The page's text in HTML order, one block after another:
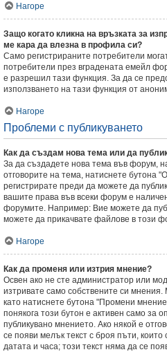
Нагоре
Защо когато кликна на връзката за
ме кара да влезна в профила си?
Само регистрираните потребители
потребители през вградената емейл
е разрешил тази функция. За да се
използването на тази функция от
Нагоре
Проблеми с публикуването
Как да създам нова тема или да
За да създадете нова тема във форум,
отговорите на тема, натиснете бутона
регистрирате преди да можете да
вашите права във всеки форум е
форумите. Например: Вие можете да
можете да прикачвате файлове в този
Нагоре
Как да променя или изтрия мнение?
Освен ако не сте администратор или
изтривате само собствените си
като натиснете бутона "Промени
понякога този бутон е активен само за
публикувано мнението. Ако някой е
се появи мелък текст с броя пъти,
датата и часа; този текст няма да се